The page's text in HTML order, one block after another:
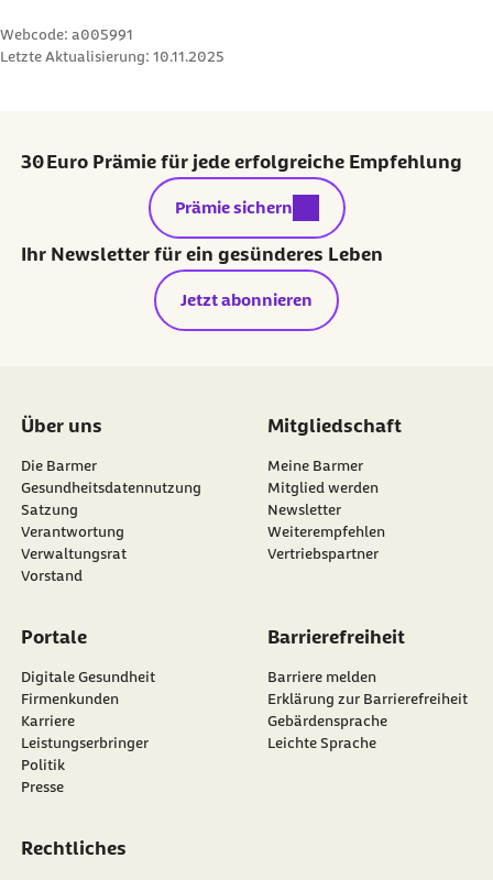
Webcode: a005991
Letzte Aktualisierung: 10.11.2025
30 Euro Prämie für jede erfolgreiche Empfehlung
externer Link:
Prämie sichern
Ihr Newsletter für ein gesünderes Leben
Jetzt abonnieren
Über uns
Die Barmer
Gesundheitsdatennutzung
Satzung
Verantwortung
Verwaltungsrat
Vorstand
Mitgliedschaft
Meine Barmer
Mitglied werden
Newsletter
externer Link:
Weiterempfehlen
Vertriebspartner
Portale
Digitale Gesundheit
Firmenkunden
Karriere
Leistungserbringer
Politik
Presse
Barrierefreiheit
Barriere melden
Erklärung zur Barrierefreiheit
Gebärdensprache
Leichte Sprache
Rechtliches